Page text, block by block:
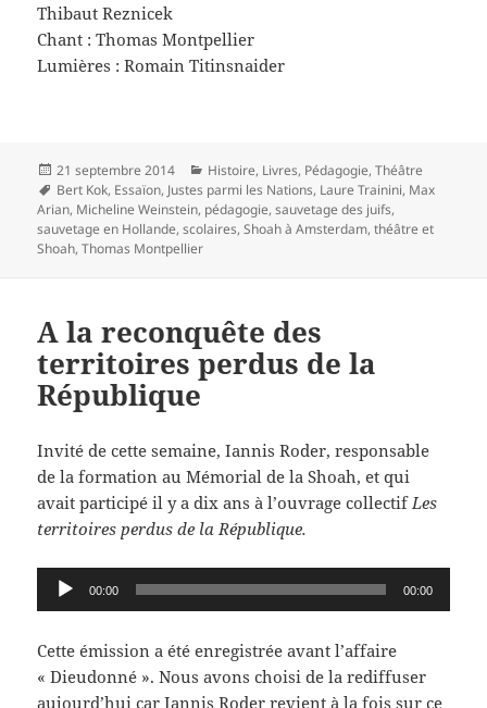
Thibaut Reznicek
Chant : Thomas Montpellier
Lumières : Romain Titinsnaider
Publié
le
21 septembre 2014 Catégories
Histoire, Livres, Pédagogie,Théâtre
Mots-
clés
Bert Kok, Essaïon, Justes parmi les Nations, Laure Trainini, Max
Arian, Micheline Weinstein, pédagogie,sauvetage des juifs,
sauvetage en Hollande,scolaires,Shoah à Amsterdam,théâtre et
Shoah,Thomas Montpellier
A la reconquête des
territoires perdus de la
République
Invité de cette semaine, Iannis Roder, responsable
de la formation au Mémorial de la Shoah, et qui
avait participé il y a dix ans à l’ouvrage collectif Les
territoires perdus de la République.
Lecteur 00:00 00:00
Cette émission a été enregistrée avant l’affaire
« Dieudonné ». Nous avons choisi de la rediffuser
aujourd’hui car Iannis Roder revient à la fois sur ce